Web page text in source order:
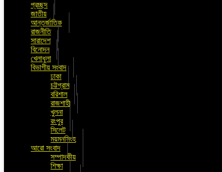
প্রচ্ছদ
জাতীয়
আন্তর্জাতিক
রাজনীতি
সারাদেশ
বিনোদন
খেলাধুলা
বিভাগীয় সংবাদ
ঢাকা
চট্টগ্রাম
বরিশাল
রাজশাহী
খুলনা
রংপুর
সিলেট
ময়মনসিংহ
আরো সংবাদ
সম্পাদকীয়
শিক্ষা